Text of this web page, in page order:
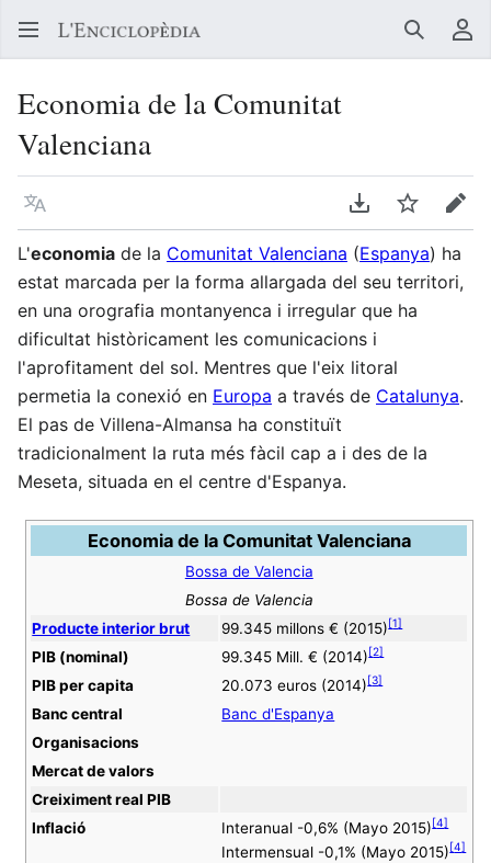
Buscar
Economia de la Comunitat
Valenciana
Llegir en un atre idioma Descarregar en
Vigilar
L'economia de la Comunitat Valenciana (Espanya) ha
estat marcada per la forma allargada del seu territori,
en una orografia montanyenca i irregular que ha
dificultat històricament les comunicacions i
l'aprofitament del sol. Mentres que l'eix litoral
permetia la conexió en Europa a través de Catalunya.
El pas de Villena-Almansa ha constituït
tradicionalment la ruta més fàcil cap a i des de la
Meseta, situada en el centre d'Espanya.
Economia de la Comunitat Valenciana
Bossa de Valencia
Bossa de Valencia
Producte interior brut
99.345 millons € (2015)[1]
PIB (nominal) 99.345 Mill. € (2014)[2]
PIB per capita 20.073 euros (2014)[3]
Banc central
Banc d'Espanya
Organisacions
Mercat de valors
Creiximent real PIB
Inflació
Interanual -0,6% (Mayo 2015)[4]
Intermensual -0,1% (Mayo 2015)[4]